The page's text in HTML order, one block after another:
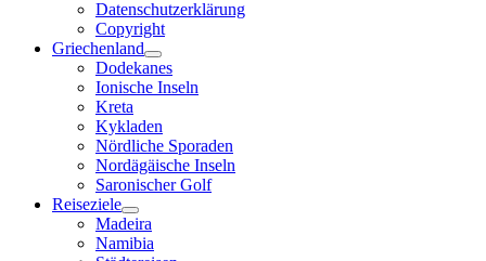
Datenschutzerklärung
Copyright
Griechenland
Dodekanes
Ionische Inseln
Kreta
Kykladen
Nördliche Sporaden
Nordägäische Inseln
Saronischer Golf
Reiseziele
Madeira
Namibia